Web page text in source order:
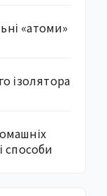
«атоми»
ізолятора
способи